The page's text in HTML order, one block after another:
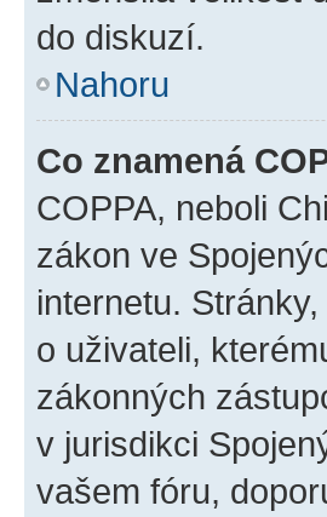
do diskuzí.
Nahoru
Co znamená
COPPA, neboli
zákon ve
internetu.
o uživateli,
zákonných
v jurisdikci
vašem fóru,